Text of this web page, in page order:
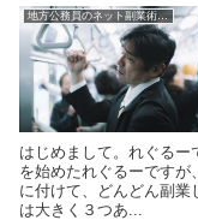
地方公務員のネット副業術【アフィリエイト】
はじめまして。れぐる
を始めたれぐるーです
に付けて、どんどん副業
は大きく３つあ...